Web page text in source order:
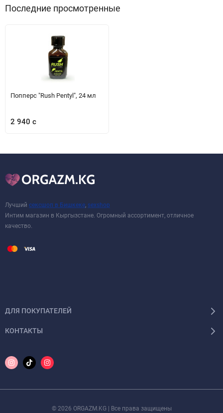
Последние просмотренные
Попперс "Rush Pentyl", 24 мл
2 940 с
Лучший сексшоп в Бишкеке, sexshop
Интим магазин в Кыргызстане. Огромный ассортимент, отличное
качество.
ДЛЯ ПОКУПАТЕЛЕЙ
КОНТАКТЫ
© 2026 ORGAZM.KG | Все права защищены